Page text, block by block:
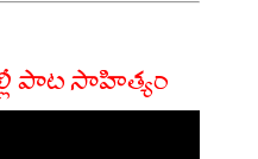
పాట సాహిత్యం